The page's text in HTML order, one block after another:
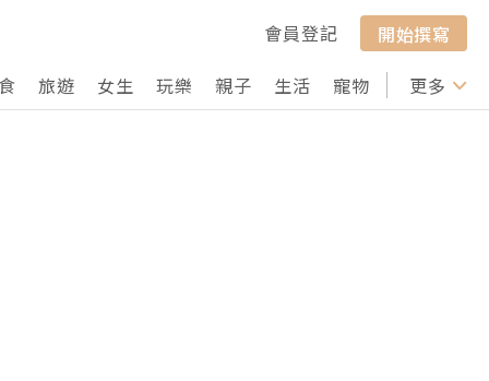
會員登記
開始撰寫
旅遊 女生 玩樂 親子 生活 寵物 行山 打卡
更多